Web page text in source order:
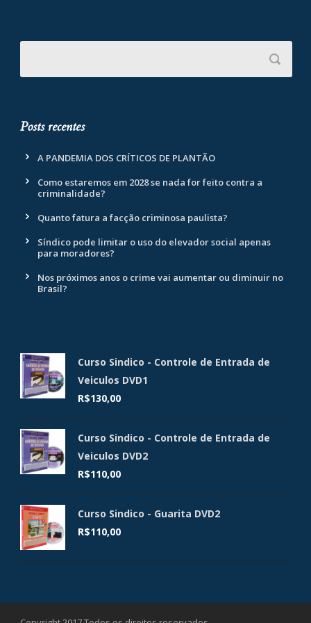
Posts recentes
A PANDEMIA DOS CRÍTICOS DE PLANTÃO
Como estaremos em 2028 se nada for feito contra a
criminalidade?
Quanto fatura a facção criminosa paulista?
Síndico pode limitar o uso do elevador social apenas
para moradores?
Nos próximos anos o crime vai aumentar ou diminuir no
Brasil?
Curso Sindico - Controle de Entrada de
Veiculos DVD1
R$130,00
Curso Sindico - Controle de Entrada de
Veiculos DVD2
R$110,00
Curso Sindico - Guarita DVD2
R$110,00